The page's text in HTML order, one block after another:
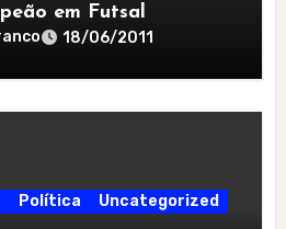
em Futsal
18/06/2011
Política Uncategorized